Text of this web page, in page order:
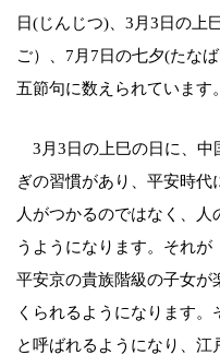
日(じんじつ)、3月3日の上
ご）、7月7日の七夕(たな
五節句に数えられています。
3月3日の上巳の日に、中
ぎの習慣があり、平安時代
人がつかるのではなく、
うようになります。それが
平安京の貴族階級の子女が
くられるようになります
と呼ばれるようになり、江